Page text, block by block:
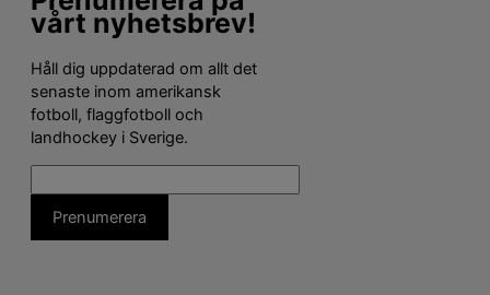
vårt nyhetsbrev!
Håll dig uppdaterad om allt det
senaste inom amerikansk
fotboll, flaggfotboll och
landhockey i Sverige.